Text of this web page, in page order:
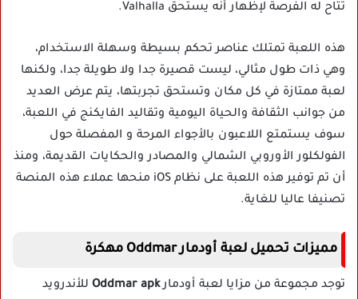
تتاح له الفرصة لإظهار أنه يستحق Valhalla.
هذه اللعبة تمتلك عناصر تحكم بسيطة وسهلة الاستخدام،
وهي ذات طول مثالي، ليست قصيرة جدا ولا طويلة جدا، ولكنها
لعبة ممتازة في كل مكان وتستحق تجربتها، يتم عرض العديد
من جوانب الثقافة والحياة اليومية وتقاليد الفايكنج في اللعبة،
سوف يستمتع اللاعبون بالأجواء المرحة و المفصلة حول
الفولكلور الأوروبي الشمالي والمصادر والحكايات القديمة، ومنذ
أن تم توفير هذه اللعبة على نظام iOS منحها عملاء هذه المنصة
تصنيفا عاليا للغاية.
مميزات تحميل لعبة أودمار Oddmar مهكرة
توجد مجموعة من مزايا لعبة أودمارOddmar apk للأندرويد